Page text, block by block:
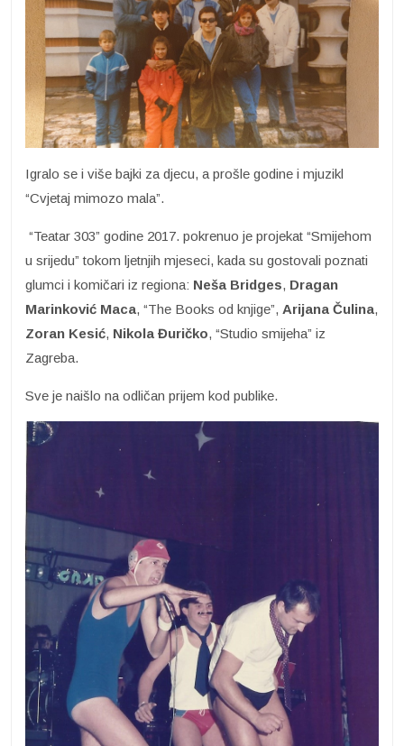
Igralo se i više bajki za djecu, a prošle godine i mjuzikl
“Cvjetaj mimozo mala”.
“Teatar 303” godine 2017. pokrenuo je projekat “Smijehom
u srijedu” tokom ljetnjih mjeseci, kada su gostovali poznati
glumci i komičari iz regiona: Neša Bridges, Dragan
Marinković Maca, “The Books od knjige”, Arijana Čulina,
Zoran Kesić, Nikola Đuričko, “Studio smijeha” iz
Zagreba.
Sve je naišlo na odličan prijem kod publike.